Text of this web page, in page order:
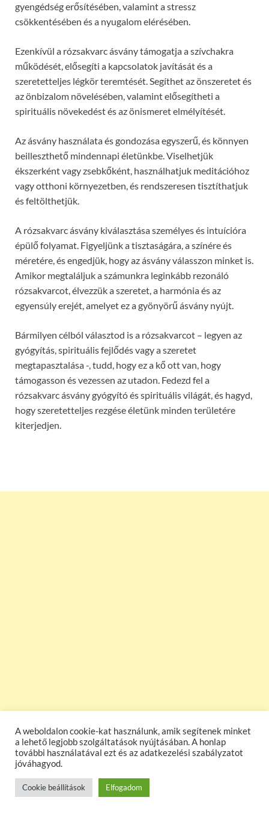
gyengédség erősítésében, valamint a stressz
csökkentésében és a nyugalom elérésében.
Ezenkívül a rózsakvarc ásvány támogatja a szívchakra
működését, elősegíti a kapcsolatok javítását és a
szeretetteljes légkör teremtését. Segíthet az önszeretet és
az önbizalom növelésében, valamint elősegítheti a
spirituális növekedést és az önismeret elmélyítését.
Az ásvány használata és gondozása egyszerű, és könnyen
beilleszthető mindennapi életünkbe. Viselhetjük
ékszerként vagy zsebkőként, használhatjuk meditációhoz
vagy otthoni környezetben, és rendszeresen tisztíthatjuk
és feltölthetjük.
A rózsakvarc ásvány kiválasztása személyes és intuícióra
épülő folyamat. Figyeljünk a tisztaságára, a színére és
méretére, és engedjük, hogy az ásvány válasszon minket is.
Amikor megtaláljuk a számunkra leginkább rezonáló
rózsakvarcot, élvezzük a szeretet, a harmónia és az
egyensúly erejét, amelyet ez a gyönyörű ásvány nyújt.
Bármilyen célból választod is a rózsakvarcot – legyen az
gyógyítás, spirituális fejlődés vagy a szeretet
megtapasztalása -, tudd, hogy ez a kő ott van, hogy
támogasson és vezessen az utadon. Fedezd fel a
rózsakvarc ásvány gyógyító és spirituális világát, és hagyd,
hogy szeretetteljes rezgése életünk minden területére
kiterjedjen.
A weboldalon cookie-kat használunk, amik segítenek minket
a lehető legjobb szolgáltatások nyújtásában. A honlap
további használatával ezt és az adatkezelési szabályzatot
jóváhagyod.
Cookie beállítások Elfogadom